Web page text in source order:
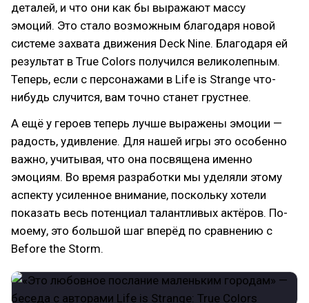
деталей, и что они как бы выражают массу
эмоций. Это стало возможным благодаря новой
системе захвата движения Deck Nine. Благодаря ей
результат в True Colors получился великолепным.
Теперь, если с персонажами в Life is Strange что-
нибудь случится, вам точно станет грустнее.
А ещё у героев теперь лучше выражены эмоции —
радость, удивление. Для нашей игры это особенно
важно, учитывая, что она посвящена именно
эмоциям. Во время разработки мы уделяли этому
аспекту усиленное внимание, поскольку хотели
показать весь потенциал талантливых актёров. По-
моему, это большой шаг вперёд по сравнению с
Before the Storm.